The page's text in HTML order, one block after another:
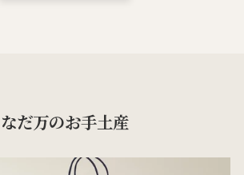
なだ万のお手土産